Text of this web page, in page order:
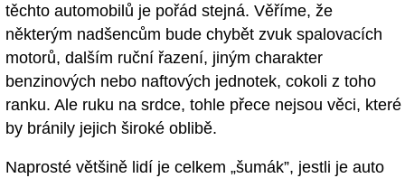
těchto automobilů je pořád stejná. Věříme, že
některým nadšencům bude chybět zvuk spalovacích
motorů, dalším ruční řazení, jiným charakter
benzinových nebo naftových jednotek, cokoli z toho
ranku. Ale ruku na srdce, tohle přece nejsou věci, které
by bránily jejich široké oblibě.
Naprosté většině lidí je celkem „šumák”, jestli je auto